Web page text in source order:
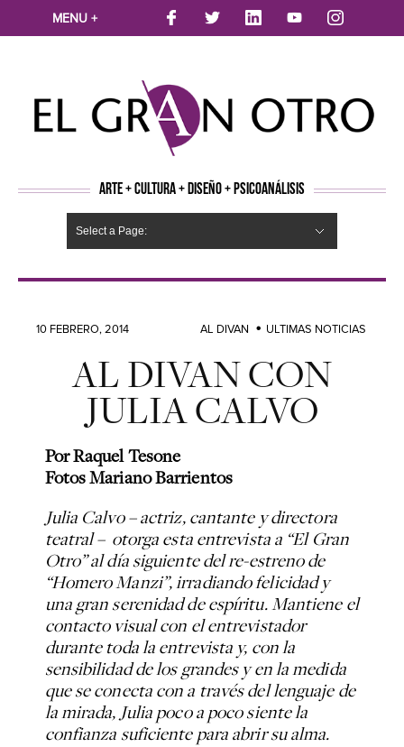
MENU +
ARTE + CULTURA + DISEÑO + PSICOANÁLISIS
Select a Page:
10 FEBRERO, 2014 AL DIVAN ULTIMAS NOTICIAS
AL DIVAN CON
JULIA CALVO
Por Raquel Tesone
Fotos Mariano Barrientos
Julia Calvo – actriz, cantante y directora
teatral – otorga esta entrevista a “El Gran
Otro” al día siguiente del re-estreno de
“Homero Manzi”, irradiando felicidad y
una gran serenidad de espíritu. Mantiene el
contacto visual con el entrevistador
durante toda la entrevista y, con la
sensibilidad de los grandes y en la medida
que se conecta con a través del lenguaje de
la mirada, Julia poco a poco siente la
confianza suficiente para abrir su alma.